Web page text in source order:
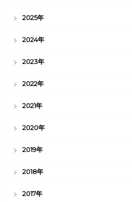
2025年
2024年
2023年
2022年
2021年
2020年
2019年
2018年
2017年